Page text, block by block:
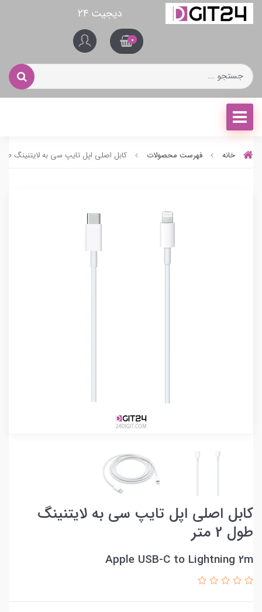
دیجیت ۲۴
0
خانه فهرست محصولات کابل اصلی اپل تایپ سی به لایتنینگ طول 2
کابل اصلی اپل تایپ سی به لایتنینگ
طول 2 متر
Apple USB-C to Lightning 2m